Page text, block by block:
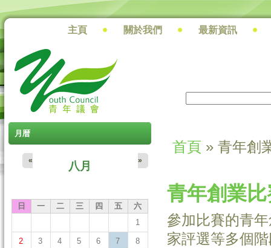
搜尋
主頁 關於我們 最新資訊
月暦
八月
« »
日 一 二 三 四 五
六
1
2 3 4 5 6 7 8
您在這裡
首頁 » 青年創
青年創業
參加比賽的青
家評選等多個